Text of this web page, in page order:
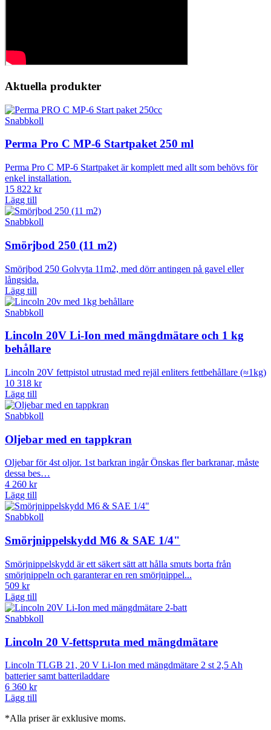
Aktuella produkter
Snabbkoll
Perma Pro C MP-6 Startpaket 250 ml
Perma Pro C MP-6 Startpaket är komplett med allt som behövs för
enkel installation.
15 822 kr
Lägg till
Snabbkoll
Smörjbod 250 (11 m2)
Smörjbod 250 Golvyta 11m2, med dörr antingen på gavel eller
långsida.
Lägg till
Snabbkoll
Lincoln 20V Li-Ion med mängdmätare och 1 kg
behållare
Lincoln 20V fettpistol utrustad med rejäl enliters fettbehållare (≈1kg)
10 318 kr
Lägg till
Snabbkoll
Oljebar med en tappkran
Oljebar för 4st oljor. 1st barkran ingår Önskas fler barkranar, måste
dessa bes…
4 260 kr
Lägg till
Snabbkoll
Smörjnippelskydd M6 & SAE 1/4"
Smörjnippelskydd är ett säkert sätt att hålla smuts borta från
smörjnippeln och garanterar en ren smörjnippel...
509 kr
Lägg till
Snabbkoll
Lincoln 20 V-fettspruta med mängdmätare
Lincoln TLGB 21, 20 V Li-Ion med mängdmätare 2 st 2,5 Ah
batterier samt batteriladdare
6 360 kr
Lägg till
*Alla priser är exklusive moms.